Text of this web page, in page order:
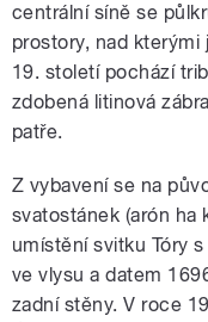
centrální síně se
prostory, nad
19. století pochází
zdobená litinová
patře.
Z vybavení se na
svatostánek (arón ha
umístění svitku Tóry
ve vlysu a datem
zadní stěny. V roce